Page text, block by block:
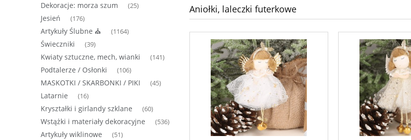
Dekoracje: morza szum (25)
Jesień (176)
Artykuły Ślubne ⛪ (1164)
Świeczniki (39)
Kwiaty sztuczne, mech, wianki (141)
Podtalerze / Osłonki (106)
MASKOTKI / SKARBONKI / PIKI (45)
Latarnie (16)
Kryształki i girlandy szklane (60)
Wstążki i materiały dekoracyjne (536)
Artykuły wiklinowe (51)
Aniołki, laleczki futerkowe